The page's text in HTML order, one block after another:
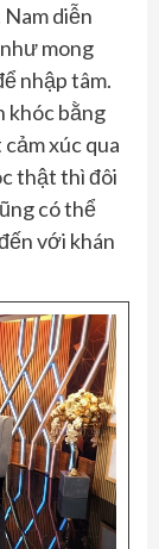
diễn
mong
nhập tâm.
khóc bằng
xúc qua
thật thì đôi
có thể
với khán